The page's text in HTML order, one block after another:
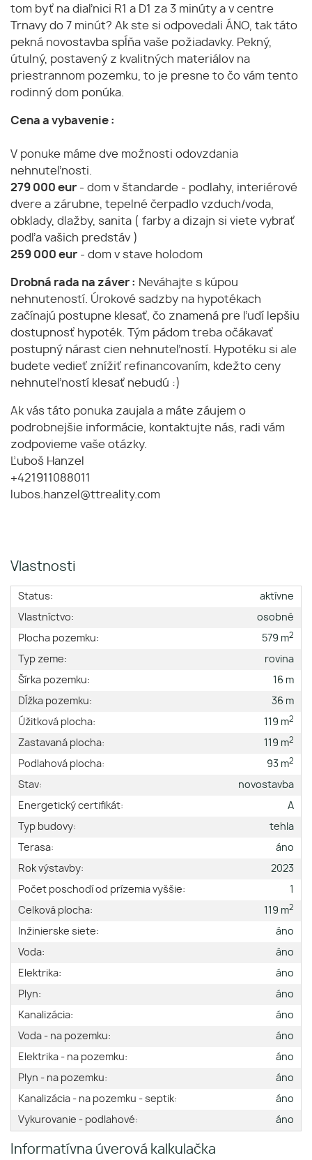
tom byť na diaľnici R1 a D1 za 3 minúty a v centre
Trnavy do 7 minút? Ak ste si odpovedali ÁNO, tak táto
pekná novostavba spĺňa vaše požiadavky. Pekný,
útulný, postavený z kvalitných materiálov na
priestrannom pozemku, to je presne to čo vám tento
rodinný dom ponúka.
Cena a vybavenie :
V ponuke máme dve možnosti odovzdania
nehnuteľnosti.
279 000 eur - dom v štandarde - podlahy, interiérové
dvere a zárubne, tepelné čerpadlo vzduch/voda,
obklady, dlažby, sanita ( farby a dizajn si viete vybrať
podľa vašich predstáv )
259 000 eur - dom v stave holodom
Drobná rada na záver : Neváhajte s kúpou
nehnuteností. Úrokové sadzby na hypotékach
začínajú postupne klesať, čo znamená pre ľudí lepšiu
dostupnosť hypoték. Tým pádom treba očákavať
postupný nárast cien nehnuteľností. Hypotéku si ale
budete vedieť znížiť refinancovaním, kdežto ceny
nehnuteľností klesať nebudú :)
Ak vás táto ponuka zaujala a máte záujem o
podrobnejšie informácie, kontaktujte nás, radi vám
zodpovieme vaše otázky.
Ľuboš Hanzel
+421911088011
lubos.hanzel@ttreality.com
Vlastnosti
Status:
aktívne
Vlastníctvo:
osobné
Plocha pozemku:
579 m2
Typ zeme:
rovina
Šírka pozemku:
16 m
Dĺžka pozemku:
36 m
Úžitková plocha:
119 m2
Zastavaná plocha: 119 m2
Podlahová plocha: 93 m2
Stav:
novostavba
Energetický certifikát:
A
Typ budovy:
tehla
Terasa:
áno
Rok výstavby:
2023
Počet poschodí od prízemia vyššie:
1
Celková plocha:
119 m2
Inžinierske siete:
áno
Voda:
áno
Elektrika:
áno
Plyn:
áno
Kanalizácia:
áno
Voda - na pozemku:
áno
Elektrika - na pozemku:
áno
Plyn - na pozemku:
áno
Kanalizácia - na pozemku - septik:
áno
Vykurovanie - podlahové:
áno
Informatívna úverová kalkulačka